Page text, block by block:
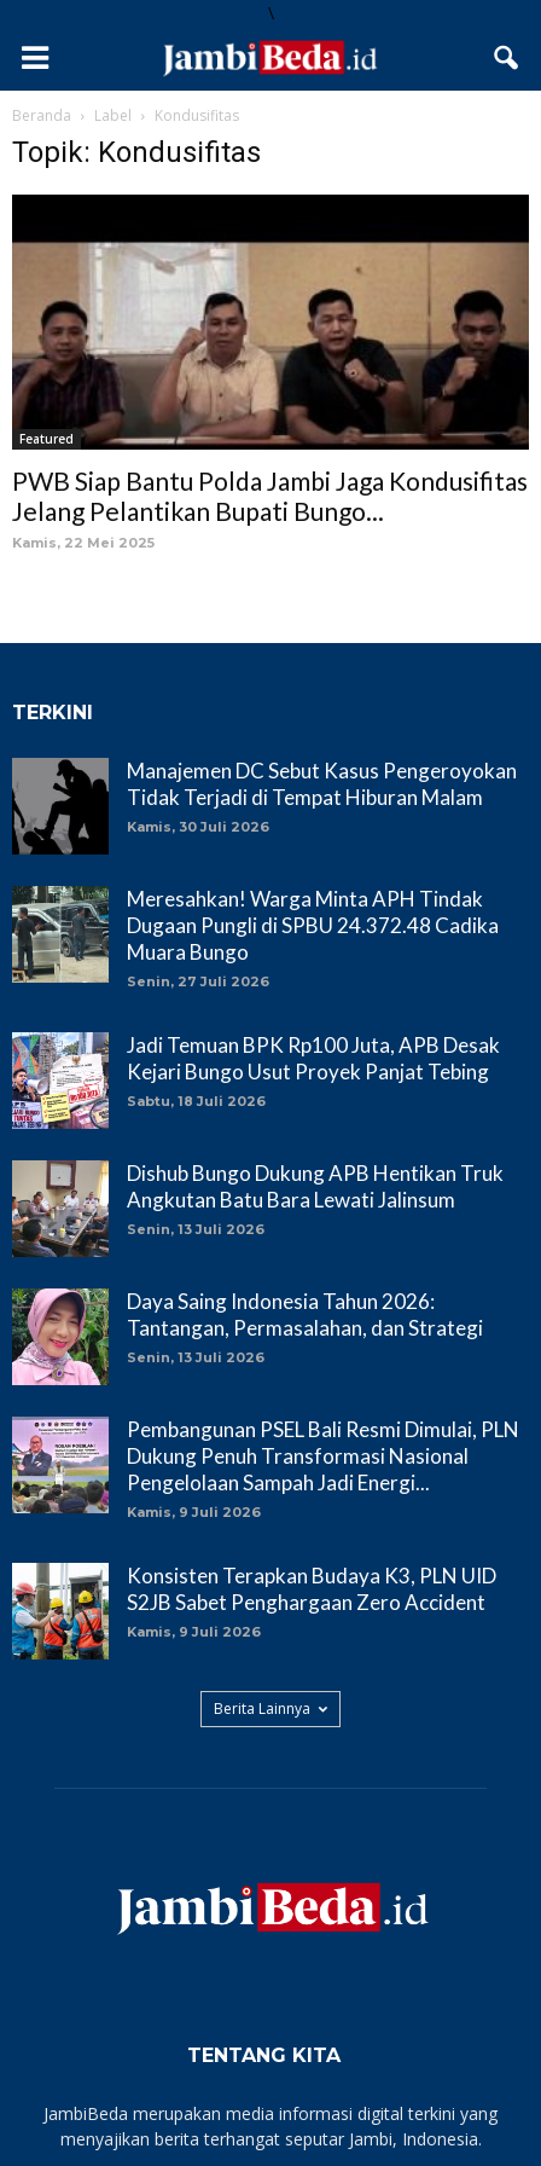
\
Beranda Label Kondusifitas
Topik: Kondusifitas
Featured
PWB Siap Bantu Polda Jambi Jaga Kondusifitas
Jelang Pelantikan Bupati Bungo...
Kamis, 22 Mei 2025
TERKINI
Manajemen DC Sebut Kasus Pengeroyokan
Tidak Terjadi di Tempat Hiburan Malam
Kamis, 30 Juli 2026
Meresahkan! Warga Minta APH Tindak
Dugaan Pungli di SPBU 24.372.48 Cadika
Muara Bungo
Senin, 27 Juli 2026
Jadi Temuan BPK Rp100 Juta, APB Desak
Kejari Bungo Usut Proyek Panjat Tebing
Sabtu, 18 Juli 2026
Dishub Bungo Dukung APB Hentikan Truk
Angkutan Batu Bara Lewati Jalinsum
Senin, 13 Juli 2026
Daya Saing Indonesia Tahun 2026:
Tantangan, Permasalahan, dan Strategi
Senin, 13 Juli 2026
Pembangunan PSEL Bali Resmi Dimulai, PLN
Dukung Penuh Transformasi Nasional
Pengelolaan Sampah Jadi Energi...
Kamis, 9 Juli 2026
Konsisten Terapkan Budaya K3, PLN UID
S2JB Sabet Penghargaan Zero Accident
Kamis, 9 Juli 2026
Berita Lainnya
TENTANG KITA
JambiBeda merupakan media informasi digital terkini yang
menyajikan berita terhangat seputar Jambi, Indonesia.